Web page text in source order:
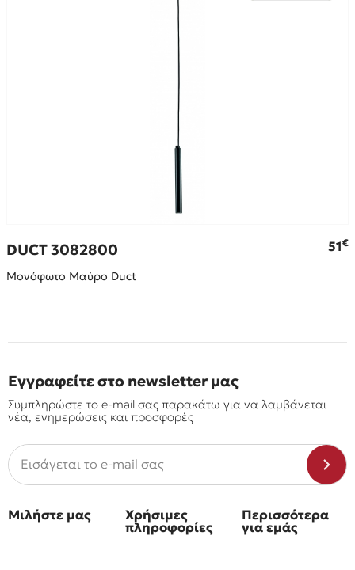
DUCT 3082800 51€
Μονόφωτο Μαύρο Duct
Εγγραφείτε στο newsletter μας
Συμπληρώστε το e-mail σας παρακάτω για να λαμβάνεται
νέα, ενημερώσεις και προσφορές
Μιλήστε μας Χρήσιμες
πληροφορίες
Περισσότερα
για εμάς